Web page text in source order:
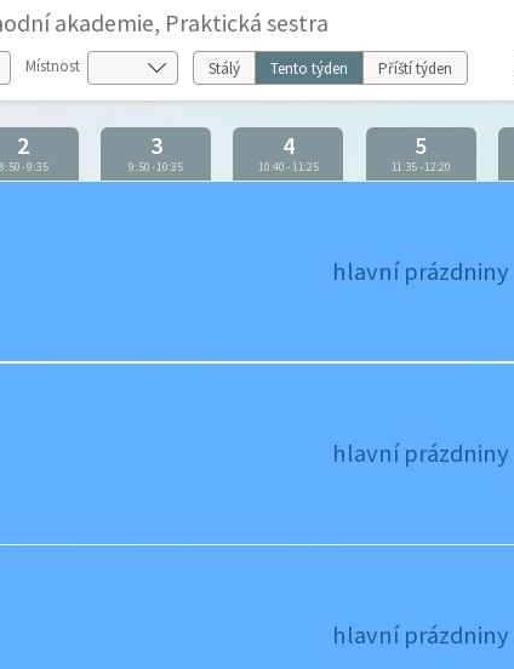
akademie, Praktická sestra
Místnost Stálý Tento týden Příští týden
2
8:50-9:35
3
9:50-10:35
4
10:40-11:25
5
11:35-12:20
hlavní prázdniny
hlavní prázdniny
hlavní prázdniny